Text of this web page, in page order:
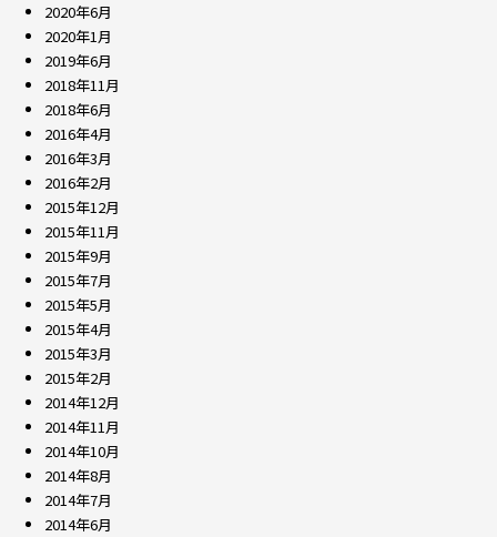
2020年6月
2020年1月
2019年6月
2018年11月
2018年6月
2016年4月
2016年3月
2016年2月
2015年12月
2015年11月
2015年9月
2015年7月
2015年5月
2015年4月
2015年3月
2015年2月
2014年12月
2014年11月
2014年10月
2014年8月
2014年7月
2014年6月